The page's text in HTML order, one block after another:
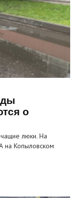
о
люки. На
на Копыловском